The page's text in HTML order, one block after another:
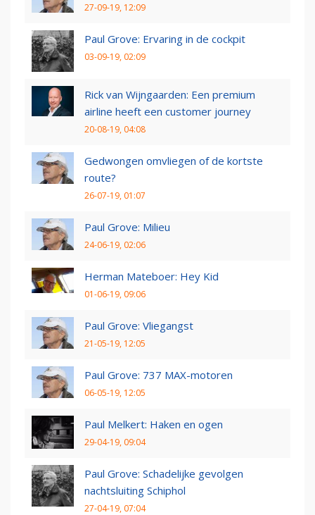
27-09-19, 12:09
Paul Grove: Ervaring in de cockpit
03-09-19, 02:09
Rick van Wijngaarden: Een premium
airline heeft een customer journey
20-08-19, 04:08
Gedwongen omvliegen of de kortste
route?
26-07-19, 01:07
Paul Grove: Milieu
24-06-19, 02:06
Herman Mateboer: Hey Kid
01-06-19, 09:06
Paul Grove: Vliegangst
21-05-19, 12:05
Paul Grove: 737 MAX-motoren
06-05-19, 12:05
Paul Melkert: Haken en ogen
29-04-19, 09:04
Paul Grove: Schadelijke gevolgen
nachtsluiting Schiphol
27-04-19, 07:04